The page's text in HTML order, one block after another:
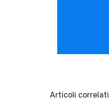
Articoli correlati